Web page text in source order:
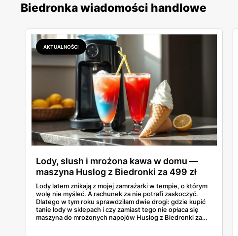
Biedronka wiadomości handlowe
AKTUALNOŚCI
Lody, slush i mrożona kawa w domu —
maszyna Huslog z Biedronki za 499 zł
Lody latem znikają z mojej zamrażarki w tempie, o którym
wolę nie myśleć. A rachunek za nie potrafi zaskoczyć.
Dlatego w tym roku sprawdziłam dwie drogi: gdzie kupić
tanie lody w sklepach i czy zamiast tego nie opłaca się
maszyna do mrożonych napojów Huslog z Biedronki za